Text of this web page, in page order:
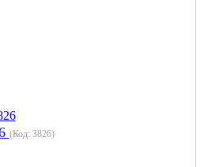
(Код: 3826)